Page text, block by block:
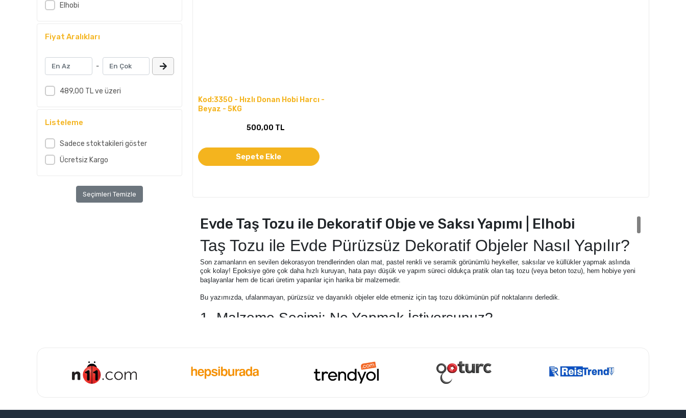
Elhobi
Fiyat Aralıkları
-
489,00 TL ve üzeri
Listeleme
Sadece stoktakileri göster
Ücretsiz Kargo
Seçimleri Temizle
Kod:3350 - Hızlı Donan Hobi Harcı -
Beyaz - 5KG
500,00 TL
Sepete Ekle
Evde Taş Tozu ile Dekoratif Obje ve Saksı Yapımı | Elhobi
Taş Tozu ile Evde Pürüzsüz Dekoratif Objeler Nasıl Yapılır?
Son zamanların en sevilen dekorasyon trendlerinden olan mat, pastel renkli ve seramik görünümlü heykeller, saksılar ve küllükler yapmak aslında
çok kolay! Epoksiye göre çok daha hızlı kuruyan, hata payı düşük ve yapım süreci oldukça pratik olan taş tozu (veya beton tozu), hem hobiye yeni
başlayanlar hem de ticari üretim yapanlar için harika bir malzemedir.
Bu yazımızda, ufalanmayan, pürüzsüz ve dayanıklı objeler elde etmeniz için taş tozu dökümünün püf noktalarını derledik.
1. Malzeme Seçimi: Ne Yapmak İstiyorsunuz?
Daha dayanıklı saksılar, küllükler, mumluklar ve büyük dekoratif heykeller (Örn: Medusa, David büstleri) yapmak istiyorsanızbeton tozu
kullanmanız gerekir.
Gri, kiremit, inci beyazı veya krem gibi kendinden renkli beton tozları
ile boyama derdi olmadan harika sonuçlar